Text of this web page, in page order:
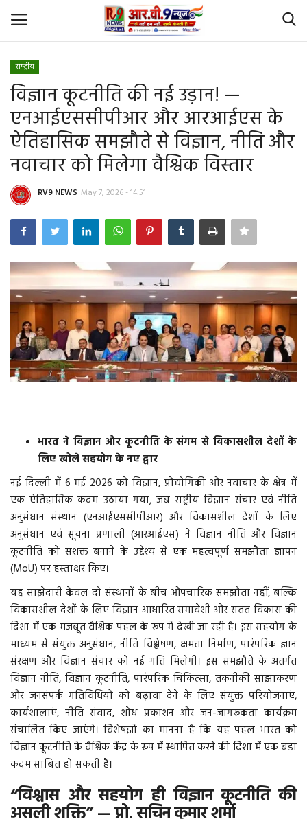
Register
Home
Id Card Verification
About Us
Contact
YouTube
राष्‍ट्रीय
वीडियो
गैलरी
राजनीति
मौसम समाचार
दिल्ली
उत्तर प्रदेश
व्यापार/रोजगार
महाराष्ट्र
More
बिहार
संस्कृति, धर्म और आस्था
राशिफल
राष्‍ट्रीय
विज्ञान कूटनीति की नई उड़ान! —
एनआईएससीपीआर और आरआईएस के
ऐतिहासिक समझौते से विज्ञान, नीति और
नवाचार को मिलेगा वैश्विक विस्तार
RV9 NEWS May 7, 2026 - 14:51
भारत ने विज्ञान और कूटनीति के संगम से विकासशील देशों के
लिए खोले सहयोग के नए द्वार
नई दिल्ली में 6 मई 2026 को विज्ञान, प्रौद्योगिकी और नवाचार के क्षेत्र में
एक ऐतिहासिक कदम उठाया गया, जब राष्ट्रीय विज्ञान संचार एवं नीति
अनुसंधान संस्थान (एनआईएससीपीआर) और विकासशील देशों के लिए
अनुसंधान एवं सूचना प्रणाली (आरआईएस) ने विज्ञान नीति और विज्ञान
कूटनीति को सशक्त बनाने के उद्देश्य से एक महत्वपूर्ण समझौता ज्ञापन
(MoU) पर हस्ताक्षर किए।
यह साझेदारी केवल दो संस्थानों के बीच औपचारिक समझौता नहीं, बल्कि
विकासशील देशों के लिए विज्ञान आधारित समावेशी और सतत विकास की
दिशा में एक मजबूत वैश्विक पहल के रूप में देखी जा रही है। इस सहयोग के
माध्यम से संयुक्त अनुसंधान, नीति विश्लेषण, क्षमता निर्माण, पारंपरिक ज्ञान
संरक्षण और विज्ञान संचार को नई गति मिलेगी। इस समझौते के अंतर्गत
विज्ञान नीति, विज्ञान कूटनीति, पारंपरिक चिकित्सा, तकनीकी साझाकरण
और जनसंपर्क गतिविधियों को बढ़ावा देने के लिए संयुक्त परियोजनाएं,
कार्यशालाएं, नीति संवाद, शोध प्रकाशन और जन-जागरूकता कार्यक्रम
संचालित किए जाएंगे। विशेषज्ञों का मानना है कि यह पहल भारत को
विज्ञान कूटनीति के वैश्विक केंद्र के रूप में स्थापित करने की दिशा में एक बड़ा
कदम साबित हो सकती है।
“विश्वास और सहयोग ही विज्ञान कूटनीति की